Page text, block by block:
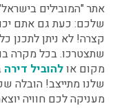
אתר "המובילים
שלכם: כעת גם אתם
קצרה! לא ניתן לתכנן
שתצטרכו. בכל מקרה
מקום אולהוביל דירה
שלנו מתייצב! הובלה
מעניקה לכם חוויה